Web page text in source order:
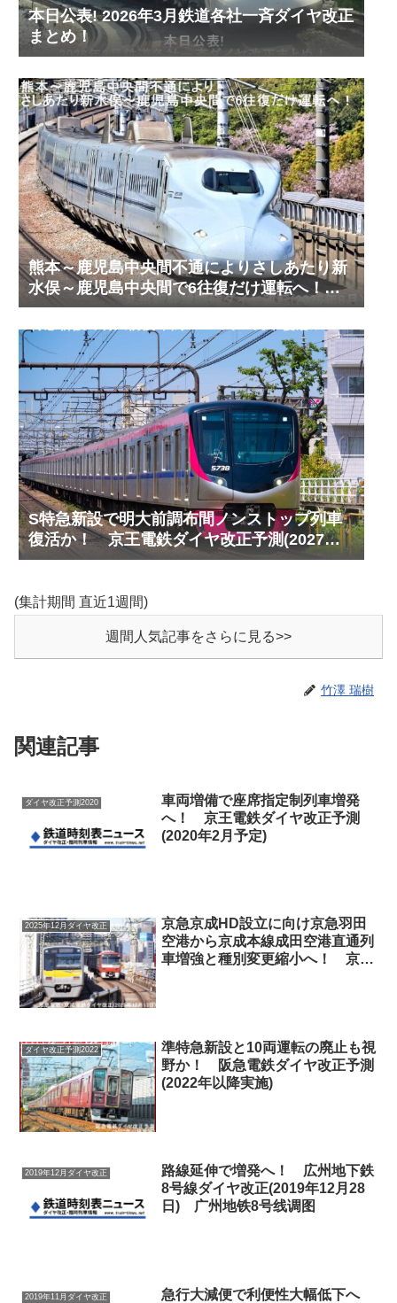
本日公表! 2026年3月鉄道各社一斉ダイヤ改正
まとめ！
熊本～鹿児島中央間不通によりさしあたり新
水俣～鹿児島中央間で6往復だけ運転へ！
九州新幹線臨時ダイヤ運転(2026年8月)
S特急新設で明大前調布間ノンストップ列車
復活か！ 京王電鉄ダイヤ改正予測(2027年
以降予定)
(集計期間 直近1週間)
週間人気記事をさらに見る>>
竹澤 瑞樹
関連記事
ダイヤ改正予測2020
車両増備で座席指定制列車増発
へ！ 京王電鉄ダイヤ改正予測
(2020年2月予定)
2025年12月ダイヤ改正
京急京成HD設立に向け京急羽田
空港から京成本線成田空港直通列
車増強と種別変更縮小へ！ 京急
ダイヤ改正予測2022
準特急新設と10両運転の廃止も視
野か！ 阪急電鉄ダイヤ改正予測
(2022年以降実施)
2019年12月ダイヤ改正
路線延伸で増発へ！ 広州地下鉄
8号線ダイヤ改正(2019年12月28
日) 广州地铁8号线调图
2019年11月ダイヤ改正
急行大減便で利便性大幅低下へ